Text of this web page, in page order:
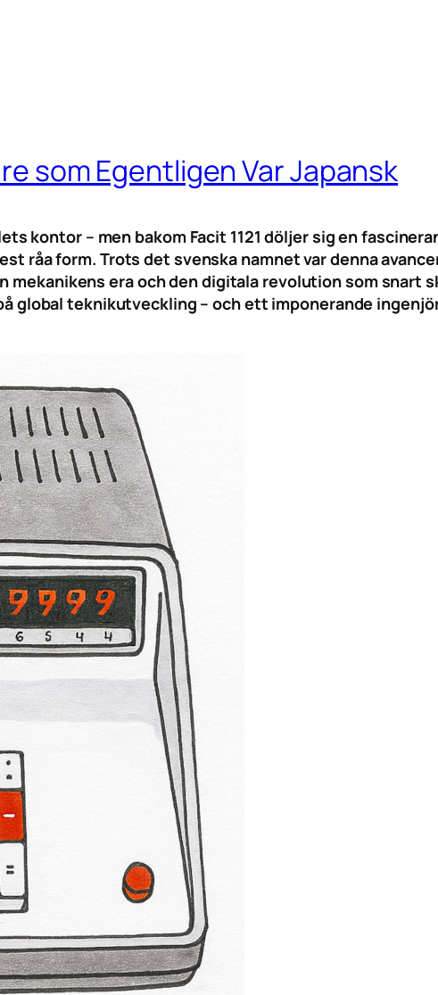
som Egentligen Var Japansk
kontor – men bakom Facit 1121 döljer sig en
form. Trots det svenska namnet var denna
mekanikens era och den digitala revolution som snart
global teknikutveckling – och ett imponerande